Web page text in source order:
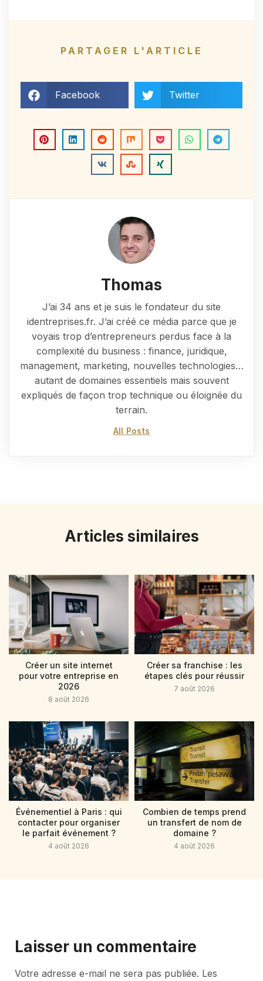
PARTAGER L'ARTICLE
Facebook Twitter
Thomas
J’ai 34 ans et je suis le fondateur du site
identreprises.fr. J’ai créé ce média parce que je
voyais trop d’entrepreneurs perdus face à la
complexité du business : finance, juridique,
management, marketing, nouvelles technologies…
autant de domaines essentiels mais souvent
expliqués de façon trop technique ou éloignée du
terrain.
All Posts
Articles similaires
Créer un site internet
pour votre entreprise en
2026
8 août 2026
Créer sa franchise : les
étapes clés pour réussir
7 août 2026
Événementiel à Paris : qui
contacter pour organiser
le parfait événement ?
4 août 2026
Combien de temps prend
un transfert de nom de
domaine ?
4 août 2026
Laisser un commentaire
Votre adresse e-mail ne sera pas publiée. Les